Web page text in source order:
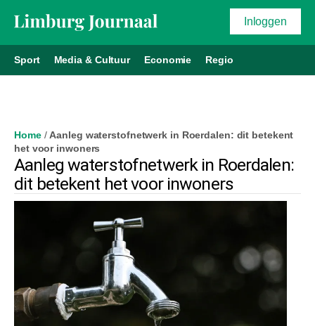
Inloggen
Sport Media & Cultuur Economie Regio
Home/Aanleg waterstofnetwerk in Roerdalen: dit betekent
het voor inwoners
Aanleg waterstofnetwerk in Roerdalen:
dit betekent het voor inwoners